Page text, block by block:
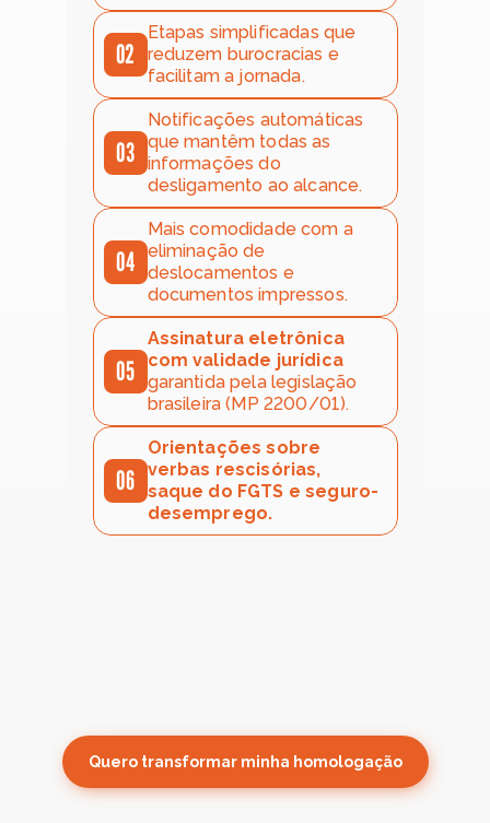
02
Etapas simplificadas que
reduzem burocracias e
facilitam a jornada.
03
Notificações automáticas
que mantêm todas as
informações do
desligamento ao alcance.
04
Mais comodidade com a
eliminação de
deslocamentos e
documentos impressos.
05
Assinatura eletrônica
com validade jurídica
garantida pela legislação
brasileira (MP 2200/01).
06
Orientações sobre
verbas rescisórias,
saque do FGTS e seguro-
desemprego.
Quero transformar minha homologação